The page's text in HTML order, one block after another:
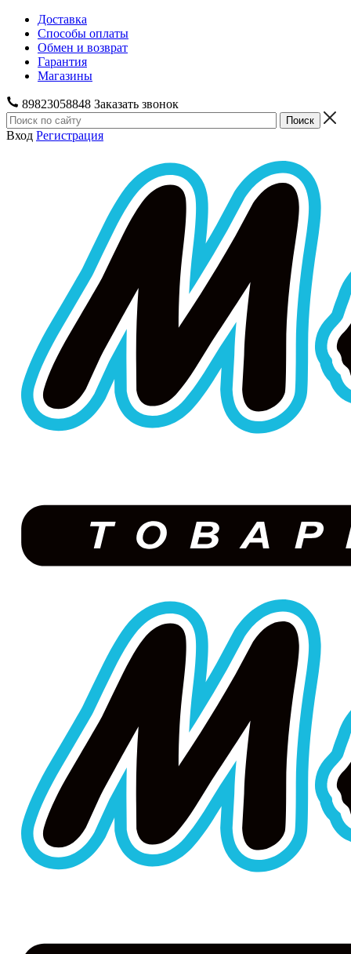
Доставка
Способы оплаты
Обмен и возврат
Гарантия
Магазины
89823058848 Заказать звонок
Вход Регистрация